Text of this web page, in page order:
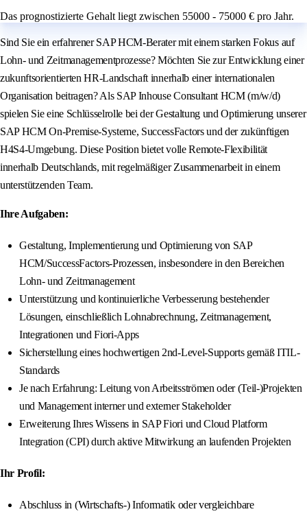
Das prognostizierte Gehalt liegt zwischen 55000 - 75000 € pro Jahr.
Sind Sie ein erfahrener SAP HCM-Berater mit einem starken Fokus auf
Lohn- und Zeitmanagementprozesse? Möchten Sie zur Entwicklung einer
zukunftsorientierten HR-Landschaft innerhalb einer internationalen
Organisation beitragen? Als SAP Inhouse Consultant HCM (m/w/d)
spielen Sie eine Schlüsselrolle bei der Gestaltung und Optimierung unserer
SAP HCM On-Premise-Systeme, SuccessFactors und der zukünftigen
H4S4-Umgebung. Diese Position bietet volle Remote-Flexibilität
innerhalb Deutschlands, mit regelmäßiger Zusammenarbeit in einem
unterstützenden Team.
Ihre Aufgaben:
Gestaltung, Implementierung und Optimierung von SAP
HCM/SuccessFactors-Prozessen, insbesondere in den Bereichen
Lohn- und Zeitmanagement
Unterstützung und kontinuierliche Verbesserung bestehender
Lösungen, einschließlich Lohnabrechnung, Zeitmanagement,
Integrationen und Fiori-Apps
Sicherstellung eines hochwertigen 2nd-Level-Supports gemäß ITIL-
Standards
Je nach Erfahrung: Leitung von Arbeitsströmen oder (Teil-)Projekten
und Management interner und externer Stakeholder
Erweiterung Ihres Wissens in SAP Fiori und Cloud Platform
Integration (CPI) durch aktive Mitwirkung an laufenden Projekten
Ihr Profil:
Abschluss in (Wirtschafts-) Informatik oder vergleichbare